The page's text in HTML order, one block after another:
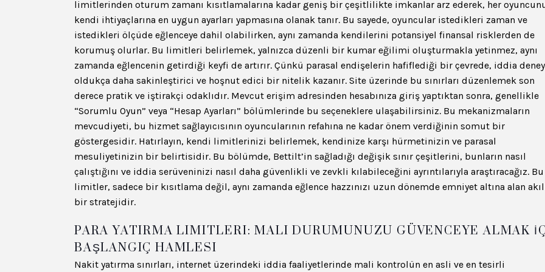
limitlerinden oturum zamanı kısıtlamalarına kadar geniş bir çeşitlilikte imkanlar arz ederek, her
kendi ihtiyaçlarına en uygun ayarları yapmasına olanak tanır. Bu sayede, oyuncular istedikleri zaman ve
istedikleri ölçüde eğlenceye dahil olabilirken, aynı zamanda kendilerini potansiyel finansal risklerden de
korumuş olurlar. Bu limitleri belirlemek, yalnızca düzenli bir kumar eğilimi oluşturmakla yetinmez, aynı
zamanda eğlencenin getirdiği keyfi de artırır. Çünkü parasal endişelerin hafiflediği bir çevrede, iddia
oldukça daha sakinleştirici ve hoşnut edici bir nitelik kazanır. Site üzerinde bu sınırları düzenlemek son
derece pratik ve iştirakçi odaklıdır. Mevcut erişim adresinden hesabınıza giriş yaptıktan sonra, genellikle
“Sorumlu Oyun” veya “Hesap Ayarları” bölümlerinde bu seçeneklere ulaşabilirsiniz. Bu mekanizmaların
mevcudiyeti, bu hizmet sağlayıcısının oyuncularının refahına ne kadar önem verdiğinin somut bir
göstergesidir. Hatırlayın, kendi limitlerinizi belirlemek, kendinize karşı hürmetinizin ve parasal
mesuliyetinizin bir belirtisidir. Bu bölümde, Bettilt’in sağladığı değişik sınır çeşitlerini, bunların nasıl
çalıştığını ve iddia serüveninizi nasıl daha güvenlikli ve zevkli kılabileceğini ayrıntılarıyla araştıracağız. Bu
limitler, sadece bir kısıtlama değil, aynı zamanda eğlence hazzınızı uzun dönemde emniyet altına alan
bir stratejidir.
PARA YATIRMA LIMITLERI: MALI DURUMUNUZU GÜVENCEYE ALMAK
BAŞLANGIÇ HAMLESI
Nakit yatırma sınırları, internet üzerindeki iddia faaliyetlerinde mali kontrolün en asli ve en tesirli